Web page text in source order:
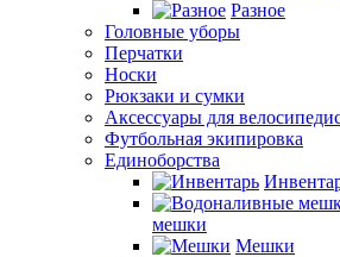
Разное
Головные уборы
Перчатки
Носки
Рюкзаки и сумки
Аксессуары для
Футбольная экипировка
Единоборства
мешки
Мешки